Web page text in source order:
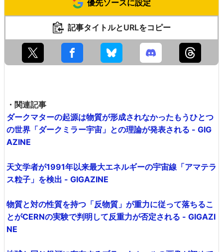
優先ソースに設定
記事タイトルとURLをコピー
・関連記事
ダークマターの起源は物質が形成されなかったもうひとつ
の世界「ダークミラー宇宙」との理論が発表される - GIG
AZINE
天文学者が1991年以来最大エネルギーの宇宙線「アマテラ
ス粒子」を検出 - GIGAZINE
物質と対の性質を持つ「反物質」が重力に従って落ちるこ
とがCERNの実験で判明して反重力が否定される - GIGAZI
NE